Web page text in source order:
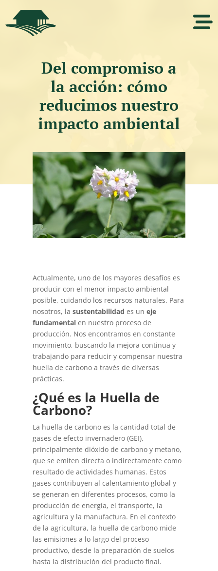
Del compromiso a
la acción: cómo
reducimos nuestro
impacto ambiental
Actualmente, uno de los mayores desafíos es
producir con el menor impacto ambiental
posible, cuidando los recursos naturales. Para
nosotros, lasustentabilidades uneje
fundamental en nuestro proceso de
producción. Nos encontramos en constante
movimiento, buscando la mejora continua y
trabajando para reducir y compensar nuestra
huella de carbono a través de diversas
prácticas.
¿Qué es la Huella de
Carbono?
La huella de carbono es la cantidad total de
gases de efecto invernadero (GEI),
principalmente dióxido de carbono y metano,
que se emiten directa o indirectamente como
resultado de actividades humanas. Estos
gases contribuyen al calentamiento global y
se generan en diferentes procesos, como la
producción de energía, el transporte, la
agricultura y la manufactura. En el contexto
de la agricultura, la huella de carbono mide
las emisiones a lo largo del proceso
productivo, desde la preparación de suelos
hasta la distribución del producto final.